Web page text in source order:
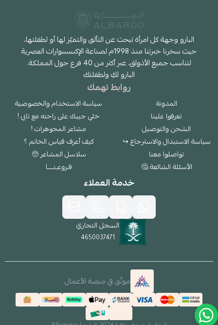
البارو وجهة كل امرأة تبحث عن التألق والتميّز لها أو لطفلتها،
حيث سخرنا خبرتنا منذ 1998م لصناعة الإكسسوارات العصرية
لتناسب جميع الأذواق، عبر أكثر من 40 فرع حول المملكة.
البارو لكِ ولطفلتك
روابط تهمك
المدونة
تعرفوا علينا
الشحن والتوصيل
سياسة الاستبدال والاسترجاع ↪
تواصلوا معنا
الأسئلة الشائعة 🤔
سياسة الاستخدام والخصوصية
خلي جيبك على راحته مع تابي !
مشاعر المجوهرات !
كيف أعرف قياس الخاتم ؟
سلاسل المشاعر 🥺
فـروعـنــــا
خدمة العملاء
السجل التجاري
4650037471
موثّق في منصة الأعمال